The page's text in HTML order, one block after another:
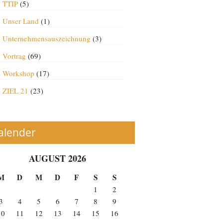
TTIP(5)
Unser Land (1)
Unternehmensauszeichnung (3)
Vortrag (69)
Workshop (17)
ZIEL 21 (23)
AUGUST 2026
D M D F S S
1
2
4 5 6 7 8
9
11 12 13 14 15
16